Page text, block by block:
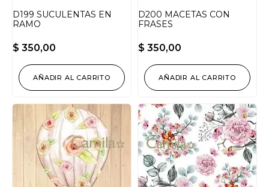
D199 SUCULENTAS EN
RAMO
$ 350,00
AÑADIR AL CARRITO
D200 MACETAS CON
FRASES
$ 350,00
AÑADIR AL CARRITO